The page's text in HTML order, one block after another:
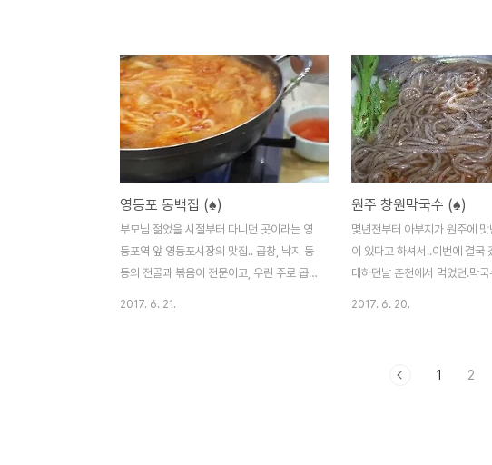
찌개 구성이야 다 거기서 거기지만 뭐 이 골
목안에서만 비교를 하자면 놀부부대찌개의
어중간하고 느끼한 뒷맛 같은건 이 골목의 어
느 식당에도 존재하지 않는다. 육수와 김치로
맛을내는 점은 동일하지만 경원식당은 매콤
에 깔끔한 뒷맛이라면 오뎅식당은 매움에 깔
끔한맛이랄까.. 취향에 따라 다르겠지만 매운
걸 잘 못먹는다면 경원식당쪽이 더 나으리라
생각된다.
해 실망했었다. 일단 샘토는 본
는데 별관이 소양강이 바로 보
먹고 나오면 시원해서 더 선호
닭갈비가 춘천 시내에서처럼
굽는다.그리고 내가 사랑하는
라 부드럽게 먹을수 있다 사람
주인아주머니가 잘 구워주시는
먹어도 괜찮다. 막국수는 어릴적
국수와 비슷한 매콤한 동치미
는데 식후에 먹기는 괜찮은것
영등포 동백집 (♠)
부모님 젊었을 시절부터 다니던 곳이라는 영
등포역 앞 영등포시장의 맛집.. 곱창, 낙지 등
등의 전골과 볶음이 전문이고, 우린 주로 곱
2017. 6. 21.
원주 창원막국수 (♠)
몇년전부터 아부지가 원주에 맛
이 있다고 하셔서..이번에 결국
대하던날 춘천에서 먹었던.막국
만은 않은 건물 주문하면 그때
2017. 6. 20.
1 2